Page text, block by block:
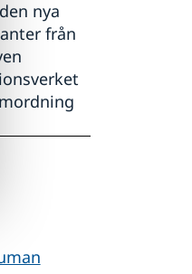
nya
från